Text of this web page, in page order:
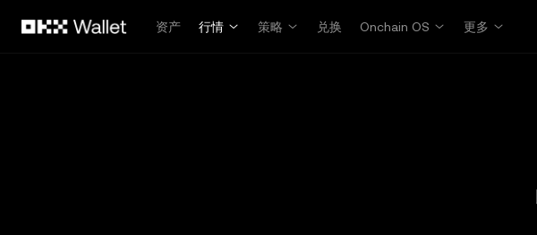
资产
行情 策略 兑换 Onchain OS 更多